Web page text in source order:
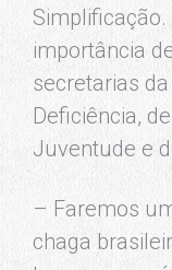
importância
secretarias
Deficiência,
Juventude e
– Faremos
chaga